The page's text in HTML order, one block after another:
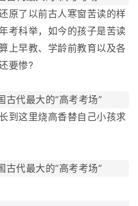
了以前古人寒窗苦读的样
考科举，如今的孩子是苦读
上早教、学龄前教育以及各
要惨?
这里烧高香替自己小孩求